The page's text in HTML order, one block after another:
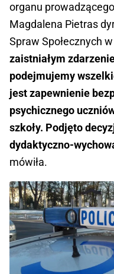
organu
Magdalena Pietras
Spraw Społecznych
zaistniałym
podejmujemy
jest zapewnienie
psychicznego
szkoły. Podjęto
dydaktyczno-
mówiła.